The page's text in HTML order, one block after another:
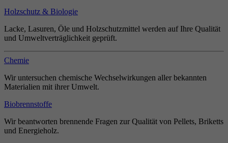
Holzschutz & Biologie
Lacke, Lasuren, Öle und Holzschutzmittel werden auf Ihre Qualität
und Umweltverträglichkeit geprüft.
Chemie
Wir untersuchen chemische Wechselwirkungen aller bekannten
Materialien mit ihrer Umwelt.
Biobrennstoffe
Wir beantworten brennende Fragen zur Qualität von Pellets, Briketts
und Energieholz.